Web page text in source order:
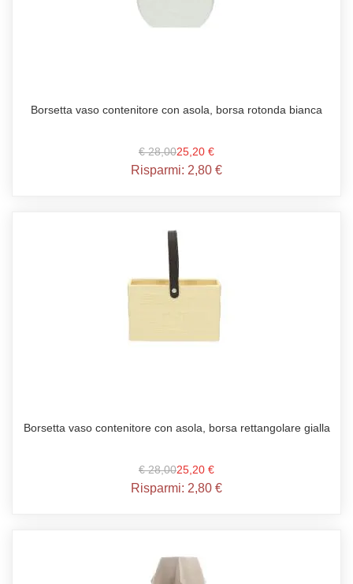
Borsetta vaso contenitore con asola, borsa rotonda bianca
€ 28,0025,20 €
Risparmi: 2,80 €
Borsetta vaso contenitore con asola, borsa rettangolare gialla
€ 28,0025,20 €
Risparmi: 2,80 €